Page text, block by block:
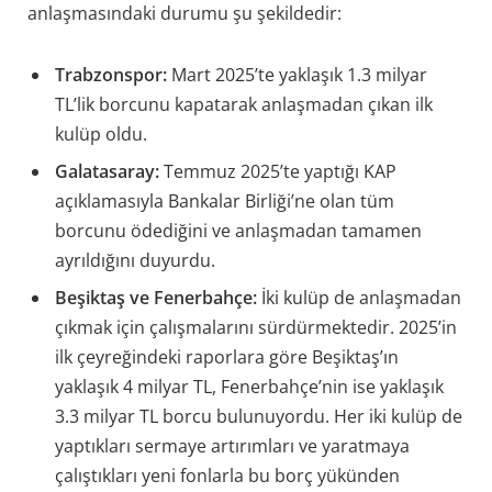
anlaşmasındaki durumu şu şekildedir:
Trabzonspor: Mart 2025’te yaklaşık 1.3 milyar
TL’lik borcunu kapatarak anlaşmadan çıkan ilk
kulüp oldu.
Galatasaray:Temmuz 2025’te yaptığı KAP
açıklamasıyla Bankalar Birliği’ne olan tüm
borcunu ödediğini ve anlaşmadan tamamen
ayrıldığını duyurdu.
Beşiktaş ve Fenerbahçe: İki kulüp de anlaşmadan
çıkmak için çalışmalarını sürdürmektedir. 2025’in
ilk çeyreğindeki raporlara göre Beşiktaş’ın
yaklaşık 4 milyar TL, Fenerbahçe’nin ise yaklaşık
3.3 milyar TL borcu bulunuyordu. Her iki kulüp de
yaptıkları sermaye artırımları ve yaratmaya
çalıştıkları yeni fonlarla bu borç yükünden